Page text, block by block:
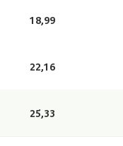
18,99
22,16
25,33